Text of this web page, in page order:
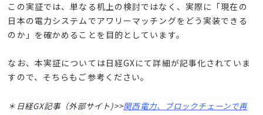
この実証では、単なる机上の検討ではなく、実際に「現在の
日本の電力システムでアワリーマッチングをどう実装できる
のか」を確かめることを目的としています。
なお、本実証については日経GXにて詳細が記事化されていま
すので、そちらもご参考ください。
＊日経GX記事（外部サイト)>>関西電力、ブロックチェーンで再